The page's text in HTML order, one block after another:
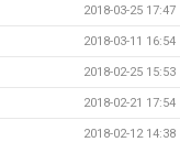
2018-03-25 17:47
2018-03-11 16:54
2018-02-25 15:53
2018-02-21 17:54
2018-02-12 14:38